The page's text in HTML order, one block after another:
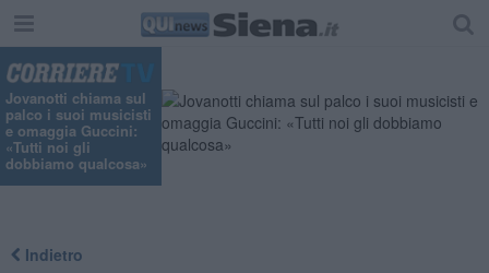
Jovanotti chiama sul
palco i suoi musicisti
e omaggia Guccini:
«Tutti noi gli
dobbiamo qualcosa»
Indietro